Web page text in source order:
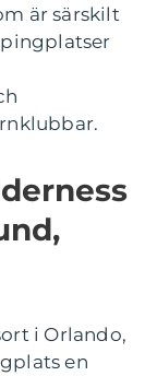
är särskilt
i Orlando,
en